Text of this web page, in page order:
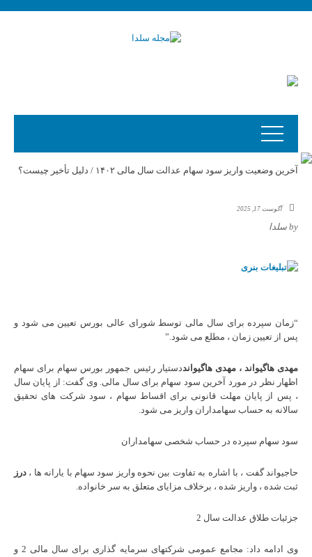
آخرین وضعیت واریز سود سهام عدالت سال مالی ۱۴۰۲ / دلیل تأخیر چیست؟
آگوست 17, 2025
by سلدا
“زمان سپرده برای سال مالی توسط شورای عالی بورس تعیین می شود و
پس از تعیین زمان ، مطلع می شود.”
مهدی هاگیواند ، مهدی هاگیوانددستیار رئیس جمهور بورس سهام برای سهام
اظهار نظر در مورد آخرین سود سهام برای سال مالی. وی گفت: از پایان سال
، پس از پایان مهلت قانونی برای اقساط سهام ، سود شرکت های تحقیق
سالانه به حساب سهامداران واریز می شود.
سود سهام سپرده در حساب شخصی سهامداران
حاجیواند گفت ، با اشاره به تفاوت بین نحوه واریز سود سهام با یارانه ها ، درز
ثبت شده ، واریز شده ، برخلاف مزایای متعلق به سر خانواده.
جزئیات طلاق عدالت سال 2
وی ادامه داد: مجامع عمومی شرکتهای سرمایه گذاری برای سال مالی 2 و